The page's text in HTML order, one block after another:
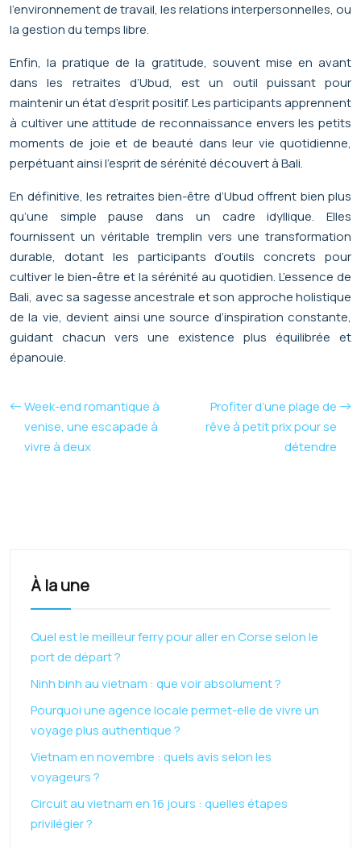
l’environnement de travail, les relations interpersonnelles, ou
la gestion du temps libre.
Enfin, la pratique de la gratitude, souvent mise en avant
dans les retraites d’Ubud, est un outil puissant pour
maintenir un état d’esprit positif. Les participants apprennent
à cultiver une attitude de reconnaissance envers les petits
moments de joie et de beauté dans leur vie quotidienne,
perpétuant ainsi l’esprit de sérénité découvert à Bali.
En définitive, les retraites bien-être d’Ubud offrent bien plus
qu’une simple pause dans un cadre idyllique. Elles
fournissent un véritable tremplin vers une transformation
durable, dotant les participants d’outils concrets pour
cultiver le bien-être et la sérénité au quotidien. L’essence de
Bali, avec sa sagesse ancestrale et son approche holistique
de la vie, devient ainsi une source d’inspiration constante,
guidant chacun vers une existence plus équilibrée et
épanouie.
Week-end romantique à
venise, une escapade à
vivre à deux
Profiter d’une plage de
rêve à petit prix pour se
détendre
À la une
Quel est le meilleur ferry pour aller en Corse selon le
port de départ ?
Ninh binh au vietnam : que voir absolument ?
Pourquoi une agence locale permet-elle de vivre un
voyage plus authentique ?
Vietnam en novembre : quels avis selon les
voyageurs ?
Circuit au vietnam en 16 jours : quelles étapes
privilégier ?